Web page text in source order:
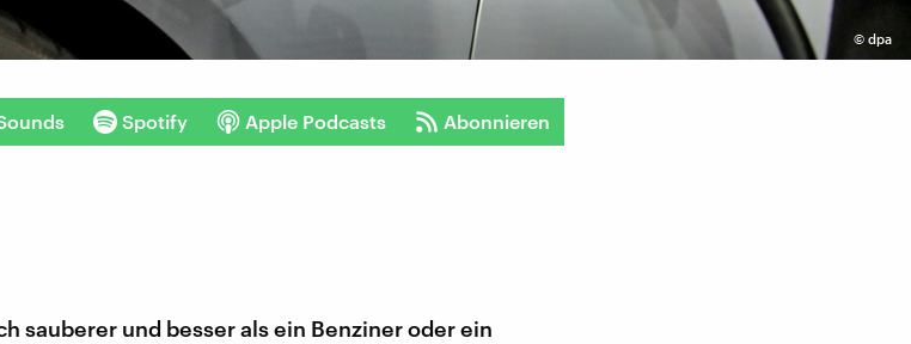
© dpa
Spotify Apple Podcasts Abonnieren
sauberer und besser als ein Benziner oder ein